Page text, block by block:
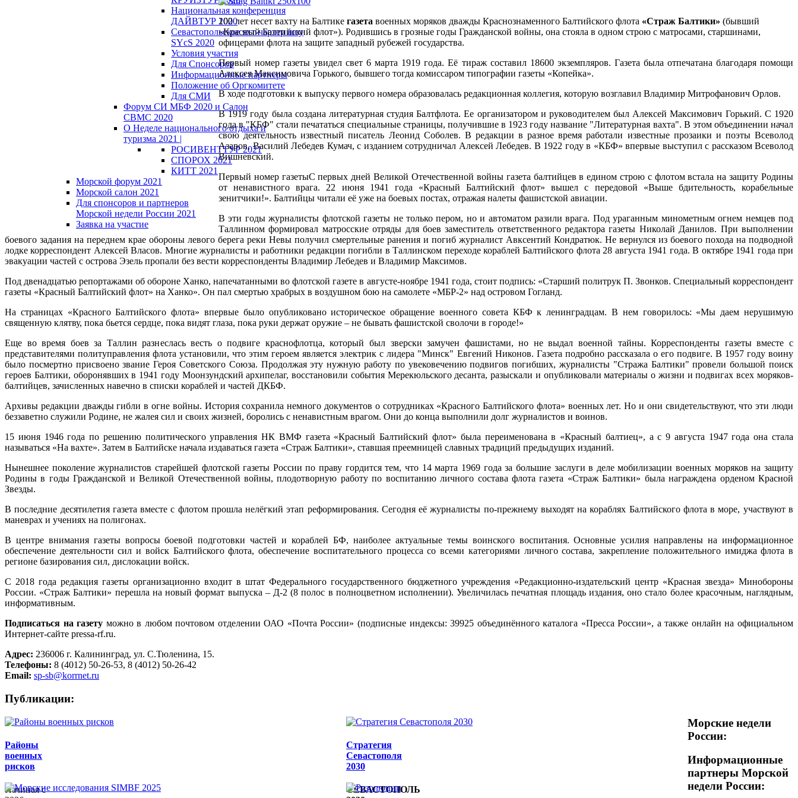
Национальная конференция
ДАЙВТУР 2020
Севастопольское яхт-чартер шоу
SYcS 2020
Условия участия
Для Спонсоров
Информационные партнеры
Положение об Оргкомитете
Для СМИ
Форум СИ МБФ 2020 и Салон
СВМС 2020
О Неделе национального отдыха и
туризма 2021 |
РОСИВЕНТТУР 2021
СПОРОХ 2021
КИТТ 2021
Морской форум 2021
Морской салон 2021
Для спонсоров и партнеров
Морской недели России 2021
Заявка на участие
100 лет несет вахту на Балтике газета военных моряков дважды Краснознаменного Балтийского флота «Страж Балтики» (бывший
«Красный Балтийский флот»). Родившись в грозные годы Гражданской войны, она стояла в одном строю с матросами, старшинами,
офицерами флота на защите западный рубежей государства.
Первый номер газеты увидел свет 6 марта 1919 года. Её тираж составил 18600 экземпляров. Газета была отпечатана благодаря помощи
Алексея Максимовича Горького, бывшего тогда комиссаром типографии газеты «Копейка».
В ходе подготовки к выпуску первого номера образовалась редакционная коллегия, которую возглавил Владимир Митрофанович Орлов.
В 1919 году была создана литературная студия Балтфлота. Ее организатором и руководителем был Алексей Максимович Горький. С 1920
года в "КБФ" стали печататься специальные страницы, получившие в 1923 году название "Литературная вахта". В этом объединении начал
свою деятельность известный писатель Леонид Соболев. В редакции в разное время работали известные прозаики и поэты Всеволод
Азаров, Василий Лебедев Кумач, с изданием сотрудничал Алексей Лебедев. В 1922 году в «КБФ» впервые выступил с рассказом Всеволод
Вишневский.
Первый номер газетыС первых дней Великой Отечественной войны газета балтийцев в едином строю с флотом встала на защиту Родины
от ненавистного врага. 22 июня 1941 года «Красный Балтийский флот» вышел с передовой «Выше бдительность, корабельные
зенитчики!». Балтийцы читали её уже на боевых постах, отражая налеты фашистской авиации.
В эти годы журналисты флотской газеты не только пером, но и автоматом разили врага. Под ураганным минометным огнем немцев под
Таллинном формировал матросские отряды для боев заместитель ответственного редактора газеты Николай Данилов. При выполнении
боевого задания на переднем крае обороны левого берега реки Невы получил смертельные ранения и погиб журналист Авксентий Кондратюк. Не вернулся из боевого похода на подводной
лодке корреспондент Алексей Власов. Многие журналисты и работники редакции погибли в Таллинском переходе кораблей Балтийского флота 28 августа 1941 года. В октябре 1941 года при
эвакуации частей с острова Эзель пропали без вести корреспонденты Владимир Лебедев и Владимир Максимов.
Под двенадцатью репортажами об обороне Ханко, напечатанными во флотской газете в августе-ноябре 1941 года, стоит подпись: «Старший политрук П. Звонков. Специальный корреспондент
газеты «Красный Балтийский флот» на Ханко». Он пал смертью храбрых в воздушном бою на самолете «МБР-2» над островом Гогланд.
На страницах «Красного Балтийского флота» впервые было опубликовано историческое обращение военного совета КБФ к ленинградцам. В нем говорилось: «Мы даем нерушимую
священную клятву, пока бьется сердце, пока видят глаза, пока руки держат оружие – не бывать фашистской сволочи в городе!»
Еще во время боев за Таллин разнеслась весть о подвиге краснофлотца, который был зверски замучен фашистами, но не выдал военной тайны. Корреспонденты газеты вместе с
представителями политуправления флота установили, что этим героем является электрик с лидера "Минск" Евгений Никонов. Газета подробно рассказала о его подвиге. В 1957 году воину
было посмертно присвоено звание Героя Советского Союза. Продолжая эту нужную работу по увековечению подвигов погибших, журналисты "Стража Балтики" провели большой поиск
героев Балтики, оборонявших в 1941 году Моонзундский архипелаг, восстановили события Мерекюльского десанта, разыскали и опубликовали материалы о жизни и подвигах всех моряков-
балтийцев, зачисленных навечно в списки кораблей и частей ДКБФ.
Архивы редакции дважды гибли в огне войны. История сохранила немного документов о сотрудниках «Красного Балтийского флота» военных лет. Но и они свидетельствуют, что эти люди
беззаветно служили Родине, не жалея сил и своих жизней, боролись с ненавистным врагом. Они до конца выполнили долг журналистов и воинов.
15 июня 1946 года по решению политического управления НК ВМФ газета «Красный Балтийский флот» была переименована в «Красный балтиец», а с 9 августа 1947 года она стала
называться «На вахте». Затем в Балтийске начала издаваться газета «Страж Балтики», ставшая преемницей славных традиций предыдущих изданий.
Нынешнее поколение журналистов старейшей флотской газеты России по праву гордится тем, что 14 марта 1969 года за большие заслуги в деле мобилизации военных моряков на защиту
Родины в годы Гражданской и Великой Отечественной войны, плодотворную работу по воспитанию личного состава флота газета «Страж Балтики» была награждена орденом Красной
Звезды.
В последние десятилетия газета вместе с флотом прошла нелёгкий этап реформирования. Сегодня её журналисты по-прежнему выходят на кораблях Балтийского флота в море, участвуют в
маневрах и учениях на полигонах.
В центре внимания газеты вопросы боевой подготовки частей и кораблей БФ, наиболее актуальные темы воинского воспитания. Основные усилия направлены на информационное
обеспечение деятельности сил и войск Балтийского флота, обеспечение воспитательного процесса со всеми категориями личного состава, закрепление положительного имиджа флота в
регионе базирования сил, дислокации войск.
С 2018 года редакция газеты организационно входит в штат Федерального государственного бюджетного учреждения «Редакционно-издательский центр «Красная звезда» Минобороны
России. «Страж Балтики» перешла на новый формат выпуска – Д-2 (8 полос в полноцветном исполнении). Увеличилась печатная площадь издания, оно стало более красочным, наглядным,
информативным.
Подписаться на газету можно в любом почтовом отделении ОАО «Почта России» (подписные индексы: 39925 объединённого каталога «Пресса России», а также онлайн на официальном
Интернет-сайте pressa-rf.ru.
Адрес: 236006 г. Калининград, ул. С.Тюленина, 15.
Телефоны: 8 (4012) 50-26-53, 8 (4012) 50-26-42
Email: sp-sb@korrnet.ru
Публикации:
Районы
военных
рисков
Начиная с
Стратегия
Севастополя
2030
СЕВАСТОПОЛЬ
Морские недели
России:
Информационные
партнеры Морской
недели России: